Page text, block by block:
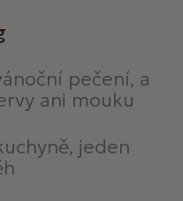
pečení, a
ani mouku
jeden